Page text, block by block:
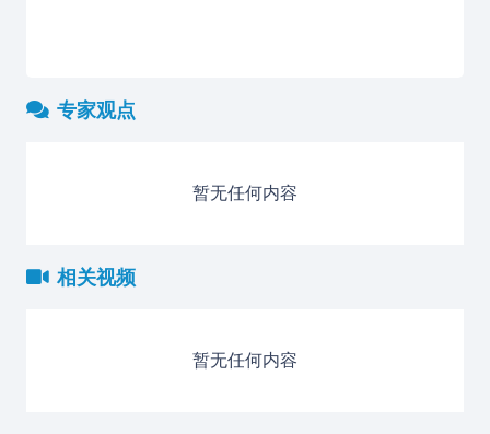
专家观点
暂无任何内容
相关视频
暂无任何内容